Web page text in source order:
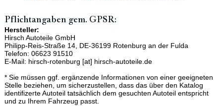
Pflichtangaben gem. GPSR:
Hersteller:
Hirsch Autoteile GmbH
Philipp-Reis-Straße 14, DE-36199 Rotenburg an der Fulda
Telefon: 06623 91510
E-Mail: hirsch-rotenburg [at] hirsch-autoteile.de
* Sie müssen ggf. ergänzende Informationen von einer geeigneten
Stelle beziehen, um sicherzustellen, dass das über den Katalog
identifizerte Autoteil tatsächlich dem gesuchten Autoteil entspricht
und zu Ihrem Fahrzeug passt.